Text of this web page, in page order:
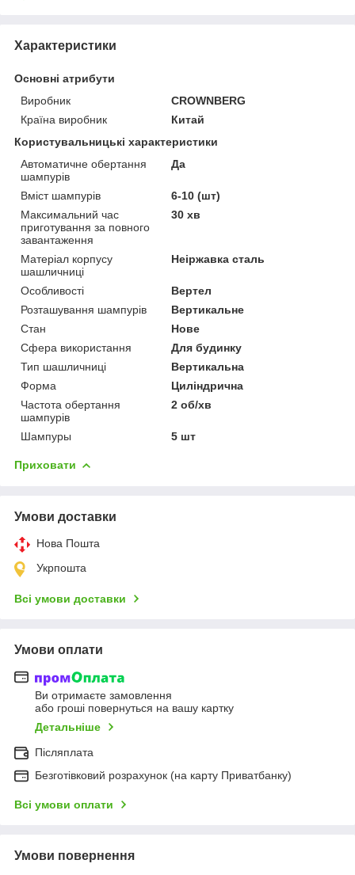
Характеристики
Основні атрибути
Виробник
CROWNBERG
Країна виробник
Китай
Користувальницькі характеристики
Автоматичне обертання
шампурів
Да
Вміст шампурів
6-10 (шт)
Максимальний час
приготування за повного
завантаження
30 хв
Матеріал корпусу
шашличниці
Неіржавка сталь
Особливості
Вертел
Розташування шампурів
Вертикальне
Стан
Нове
Сфера використання
Для будинку
Тип шашличниці
Вертикальна
Форма
Циліндрична
Частота обертання
шампурів
2 об/хв
Шампуры 5 шт
Приховати
Умови доставки
Нова Пошта
Укрпошта
Всі умови доставки
Умови оплати
Ви отримаєте замовлення
або гроші повернуться на вашу картку
Детальніше
Післяплата
Безготівковий розрахунок (на карту Приватбанку)
Всі умови оплати
Умови повернення